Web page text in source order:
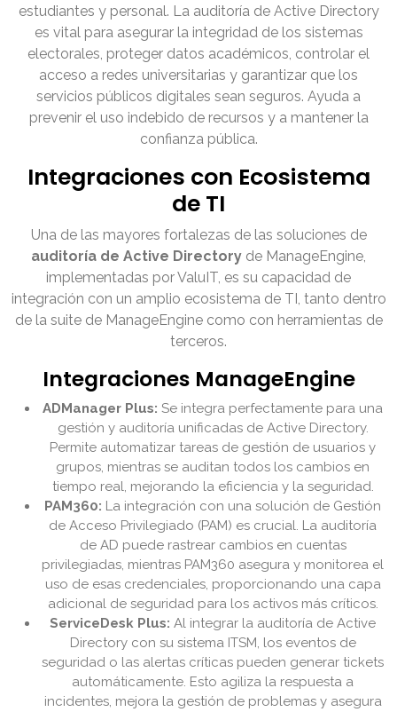
estudiantes y personal. La auditoría de Active Directory
es vital para asegurar la integridad de los sistemas
electorales, proteger datos académicos, controlar el
acceso a redes universitarias y garantizar que los
servicios públicos digitales sean seguros. Ayuda a
prevenir el uso indebido de recursos y a mantener la
confianza pública.
Integraciones con Ecosistema
de TI
Una de las mayores fortalezas de las soluciones de
auditoría de Active Directory de ManageEngine,
implementadas por ValuIT, es su capacidad de
integración con un amplio ecosistema de TI, tanto dentro
de la suite de ManageEngine como con herramientas de
terceros.
Integraciones ManageEngine
ADManager Plus: Se integra perfectamente para una
gestión y auditoría unificadas de Active Directory.
Permite automatizar tareas de gestión de usuarios y
grupos, mientras se auditan todos los cambios en
tiempo real, mejorando la eficiencia y la seguridad.
PAM360: La integración con una solución de Gestión
de Acceso Privilegiado (PAM) es crucial. La auditoría
de AD puede rastrear cambios en cuentas
privilegiadas, mientras PAM360 asegura y monitorea el
uso de esas credenciales, proporcionando una capa
adicional de seguridad para los activos más críticos.
ServiceDesk Plus: Al integrar la auditoría de Active
Directory con su sistema ITSM, los eventos de
seguridad o las alertas críticas pueden generar tickets
automáticamente. Esto agiliza la respuesta a
incidentes, mejora la gestión de problemas y asegura